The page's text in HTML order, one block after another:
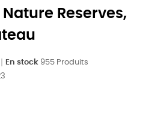
Reserves,
En stock 955 Produits